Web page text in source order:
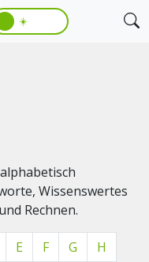
☀️
Wissenswertes
Rechnen.
E F G
H